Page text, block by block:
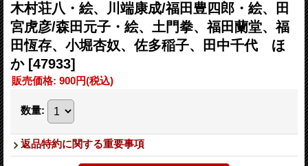
木村荘八・絵、川端康成/福田豊四郎・絵、田
宮虎彦/森田元子・絵、土門拳、福田蘭堂、福
田恆存、小堀杏奴、佐多稲子、田中千代 ほ
か [47933]
販売価格: 900円(税込)
数量:
返品特約に関する重要事項